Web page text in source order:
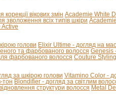
вікових змін Academie White
зволоження всіх типів шкіри
Active
голови Elixir Ultime - догляд на
та фарбованого волосся Genesis
фарбованого волосся Couture
за шкірою голови Vitamino Color -
тон Blondifier - догляд за світлим
структури волосся Metal